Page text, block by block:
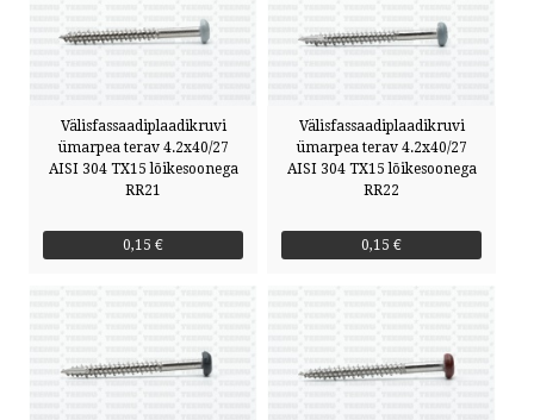
Välisfassaadiplaadikruvi
ümarpea terav 4.2x40/27
AISI 304 TX15 lõikesoonega
RR21
0,15 €
Välisfassaadiplaadikruvi
ümarpea terav 4.2x40/27
AISI 304 TX15 lõikesoonega
RR22
0,15 €